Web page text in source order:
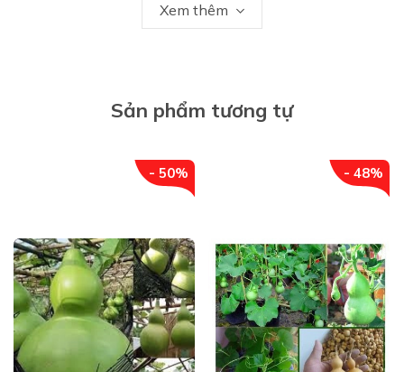
tăng mỡ máu, bảo vệ gan, chống ung thư rất tốt.
- Cây rau đắng đấtthường được người ta gọi với một
loại tên khác như làrau đắng, rau sam đắng, cây ruột
Xem thêm
Sản phẩm tương tự
- 50% - 48%